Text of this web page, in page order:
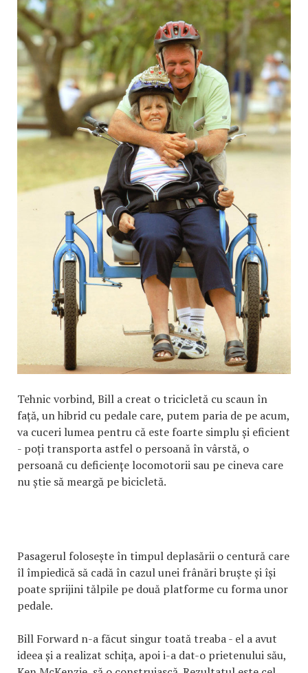
Tehnic vorbind, Bill a creat o tricicletă cu scaun în
față, un hibrid cu pedale care, putem paria de pe acum,
va cuceri lumea pentru că este foarte simplu și eficient
- poți transporta astfel o persoană în vârstă, o
persoană cu deficiențe locomotorii sau pe cineva care
nu știe să meargă pe bicicletă.
Pasagerul folosește în timpul deplasării o centură care
îl împiedică să cadă în cazul unei frânări bruște și își
poate sprijini tălpile pe două platforme cu forma unor
pedale.
Bill Forward n-a făcut singur toată treaba - el a avut
ideea și a realizat schița, apoi i-a dat-o prietenului său,